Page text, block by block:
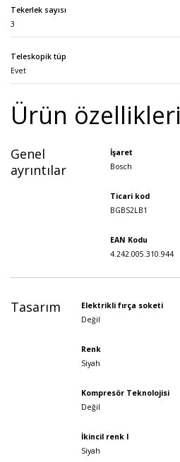
Tekerlek sayısı
3
Teleskopik tüp
Evet
Ürün özellikleri
Genel
ayrıntılar
İşaret
Bosch
Ticari kod
BGBS2LB1
EAN Kodu
4.242.005.310.944
Tasarım
Elektrikli fırça soketi
Değil
Renk
Siyah
Kompresör Teknolojisi
Değil
İkincil renk I
Siyah